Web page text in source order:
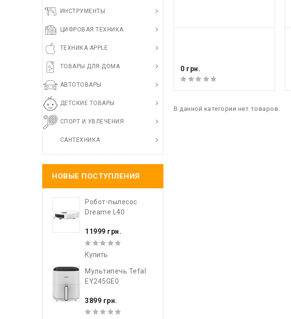
ИНСТРУМЕНТЫ
ЦИФРОВАЯ ТЕХНИКА
ТЕХНИКА APPLE
ТОВАРЫ ДЛЯ ДОМА
АВТОТОВАРЫ
ДЕТСКИЕ ТОВАРЫ
СПОРТ И УВЛЕЧЕНИЯ
САНТЕХНИКА
НОВЫЕ ПОСТУПЛЕНИЯ
Робот-пылесос
Dreame L40
11999 грн.
Купить
Мультипечь Tefal
EY245GE0
3899 грн.
0 грн.
В данной категории нет товаров.